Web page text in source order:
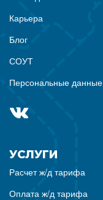
Карьера
Блог
СОУТ
Персональные данные
УСЛУГИ
Расчет ж/д тарифа
Оплата ж/д тарифа